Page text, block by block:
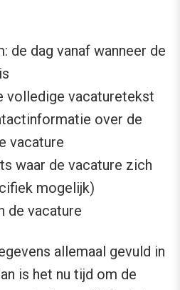
de dag vanaf wanneer de
volledige vacaturetekst
over de
vacature
waar de vacature zich
mogelijk)
de vacature
allemaal gevuld in
is het nu tijd om de